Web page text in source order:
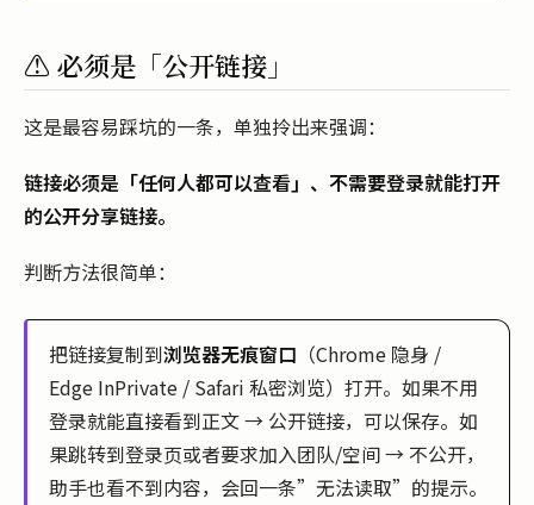
⚠️ 必须是「公开链接」
这是最容易踩坑的一条，单独拎出来强调：
链接必须是「任何人都可以查看」、不需要登录就能打开
的公开分享链接。
判断方法很简单：
把链接复制到浏览器无痕窗口 （Chrome 隐身 /
Edge InPrivate / Safari 私密浏览）打开。如果不用
登录就能直接看到正文 → 公开链接，可以保存。如
果跳转到登录页或者要求加入团队/空间 → 不公开，
助手也看不到内容，会回一条”无法读取”的提示。